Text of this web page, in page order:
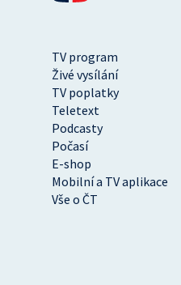
TV program
Živé vysílání
TV poplatky
Teletext
Podcasty
Počasí
E-shop
Mobilní a TV aplikace
Vše o ČT